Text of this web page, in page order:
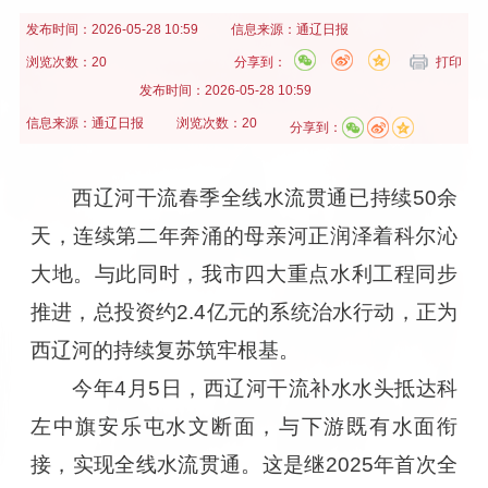
发布时间： 2026-05-28 10:59 信息来源： 通辽日报
浏览次数：20 打印
分享到：
发布时间： 2026-05-28 10:59
信息来源： 通辽日报 浏览次数：20 分享到：
西辽河干流春季全线水流贯通已持续50余
天，连续第二年奔涌的母亲河正润泽着科尔沁
大地。与此同时，我市四大重点水利工程同步
推进，总投资约2.4亿元的系统治水行动，正为
西辽河的持续复苏筑牢根基。
今年4月5日，西辽河干流补水水头抵达科
左中旗安乐屯水文断面，与下游既有水面衔
接，实现全线水流贯通。这是继2025年首次全